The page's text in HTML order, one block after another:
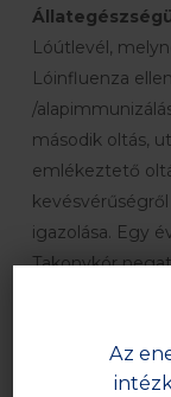
Lóútlevél,
Lóinfluenza
/
második oltás,
emlékeztető
igazolása. Egy
Takonykór
Nevezési
Nevezni a
Az